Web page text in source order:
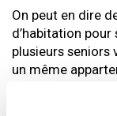
On peut en dire
d’habitation pour
plusieurs seniors
un même